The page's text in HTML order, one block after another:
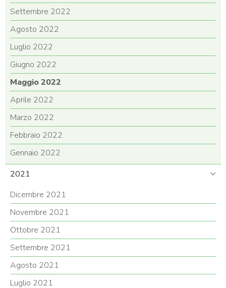
Settembre 2022
Agosto 2022
Luglio 2022
Giugno 2022
Maggio 2022
Aprile 2022
Marzo 2022
Febbraio 2022
Gennaio 2022
2021
Dicembre 2021
Novembre 2021
Ottobre 2021
Settembre 2021
Agosto 2021
Luglio 2021